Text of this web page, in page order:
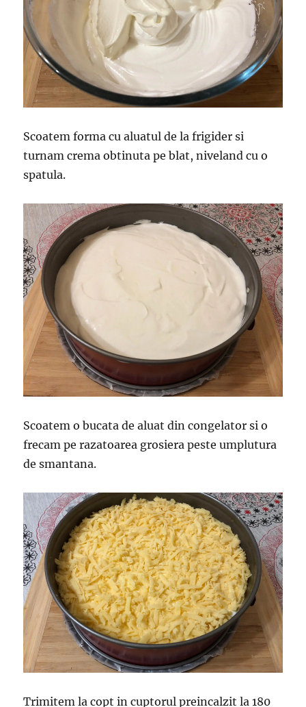
Scoatem forma cu aluatul de la frigider si
turnam crema obtinuta pe blat, niveland cu o
spatula.
Scoatem o bucata de aluat din congelator si o
frecam pe razatoarea grosiera peste umplutura
de smantana.
Trimitem la copt in cuptorul preincalzit la 180